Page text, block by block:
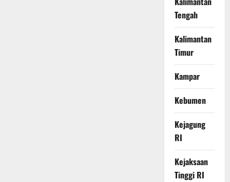
Tengah
Kalimantan
Timur
Kampar
Kebumen
Kejagung
RI
Kejaksaan
Tinggi RI